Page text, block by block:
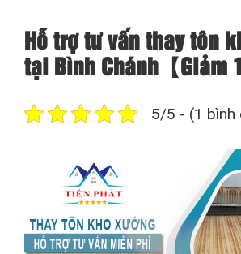
Hỗ trợ tư vấn thay tôn
tại Bình Chánh【Giảm
5/5 - (1 bình